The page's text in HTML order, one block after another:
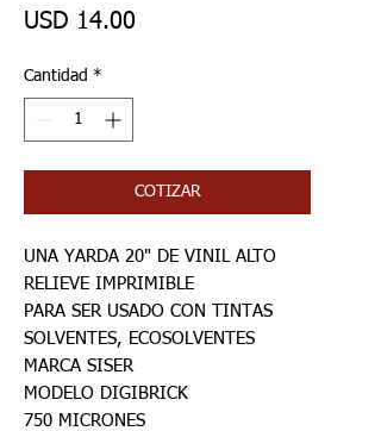
USD 14.00Precio
Cantidad *
COTIZAR
UNA YARDA 20" DE VINIL ALTO
RELIEVE IMPRIMIBLE
PARA SER USADO CON TINTAS
SOLVENTES, ECOSOLVENTES
MARCA SISER
MODELO DIGIBRICK
750 MICRONES